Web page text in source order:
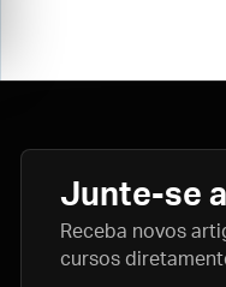
Junte-se
Receba novos
cursos